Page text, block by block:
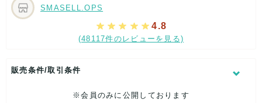
SMASELL.OPS
4.8
(48117件のレビューを見る)
販売条件/取引条件
※会員のみに公開しております